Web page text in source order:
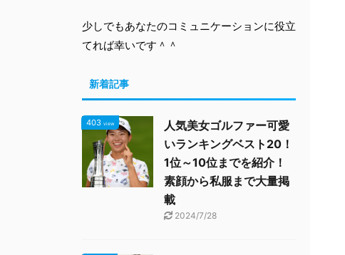
少しでもあなたのコミュニケーションに役立
てれば幸いです＾＾
新着記事
403 view
人気美女ゴルファー可愛
いランキングベスト20！
1位～10位までを紹介！
素顔から私服まで大量掲
載
2024/7/28